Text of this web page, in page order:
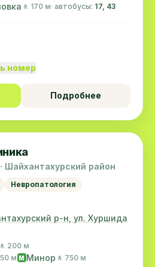
🚶 170 м· автобусы: 17, 43
номер
Подробнее
Шайхантахурский район
Невропатология
р-н, ул. Хуршида
🚶 200 м
м M Минор 🚶 750 м